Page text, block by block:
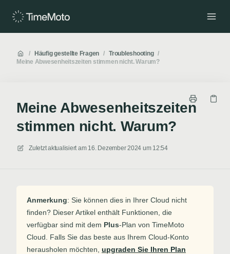
/ Häufig gestellte Fragen / Troubleshooting /
Meine Abwesenheitszeiten stimmen nicht. Warum?
Meine Abwesenheitszeiten
stimmen nicht. Warum?
Zuletzt aktualisiert am 16. Dezember 2024 um 12:54
Anmerkung: Sie können dies in Ihrer Cloud nicht
finden? Dieser Artikel enthält Funktionen, die
verfügbar sind mit dem Plus-Plan von TimeMoto
Cloud. Falls Sie das beste aus Ihrem Cloud-Konto
herausholen möchten, upgraden Sie Ihren Plan